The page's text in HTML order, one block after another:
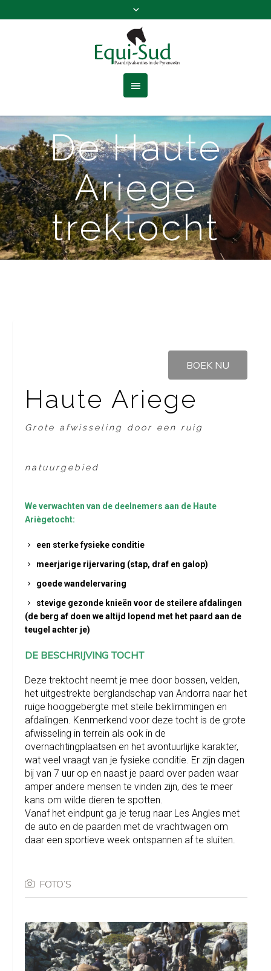
De Haute
Ariege
trektocht
BOEK NU
Haute Ariege
Grote afwisseling door een ruig
natuurgebied
We verwachten van de deelnemers aan de Haute
Ariègetocht:
een sterke fysieke conditie
meerjarige rijervaring (stap, draf en galop)
goede wandelervaring
stevige gezonde knieën voor de steilere afdalingen
(de berg af doen we altijd lopend met het paard aan de
teugel achter je)
DE BESCHRIJVING TOCHT
Deze trektocht neemt je mee door bossen, velden,
het uitgestrekte berglandschap van Andorra naar het
ruige hooggebergte met steile beklimmingen en
afdalingen. Kenmerkend voor deze tocht is de grote
afwisseling in terrein als ook in de
overnachtingplaatsen en het avontuurlijke karakter,
wat veel vraagt van je fysieke conditie. Er zijn dagen
bij van 7 uur op en naast je paard over paden waar
amper andere mensen te vinden zijn, des te meer
kans om wilde dieren te spotten.
Vanaf het eindpunt ga je terug naar Les Angles met
de auto en de paarden met de vrachtwagen om
daar een sportieve week ontspannen af te sluiten.
FOTO’S